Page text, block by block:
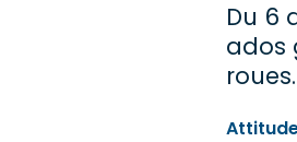
Du 6
ados
roues.